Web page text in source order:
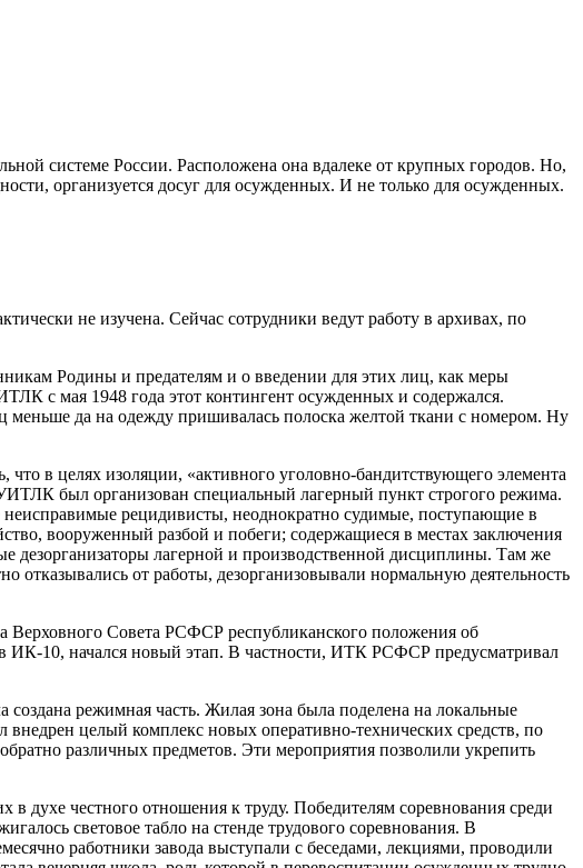
системе России. Расположена она вдалеке от крупных городов. Но,
организуется досуг для осужденных. И не только для осужденных.
не изучена. Сейчас сотрудники ведут работу в архивах, по
Родины и предателям и о введении для этих лиц, как меры
с мая 1948 года этот контингент осужденных и содержался.
меньше да на одежду пришивалась полоска желтой ткани с номером. Ну
в целях изоляции, «активного уголовно-бандитствующего элемента
был организован специальный лагерный пункт строгого режима.
рецидивисты, неоднократно судимые, поступающие в
вооруженный разбой и побеги; содержащиеся в местах заключения
дезорганизаторы лагерной и производственной дисциплины. Там же
отказывались от работы, дезорганизовывали нормальную деятельность
Верховного Совета РСФСР республиканского положения об
ИК-10, начался новый этап. В частности, ИТК РСФСР предусматривал
режимная часть. Жилая зона была поделена на локальные
целый комплекс новых оперативно-технических средств, по
различных предметов. Эти мероприятия позволили укрепить
духе честного отношения к труду. Победителям соревнования среди
световое табло на стенде трудового соревнования. В
работники завода выступали с беседами, лекциями, проводили